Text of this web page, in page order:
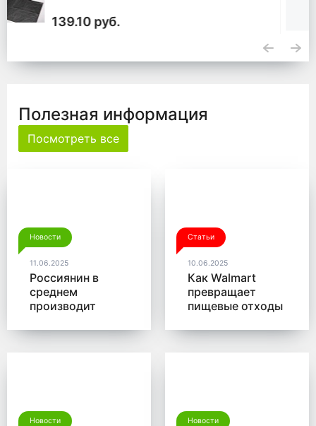
5 100 руб.
Полезная информация
Посмотреть все
Новости
11.06.2025
Россиянин в
среднем
производит
мусора в год
Статьи
10.06.2025
Как Walmart
превращает
пищевые отходы
Новости Новости